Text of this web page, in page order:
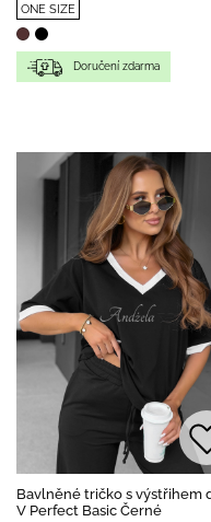
ONE SIZE
Doručení zdarma
Bavlněné tričko s výstřihem
V Perfect Basic Černé